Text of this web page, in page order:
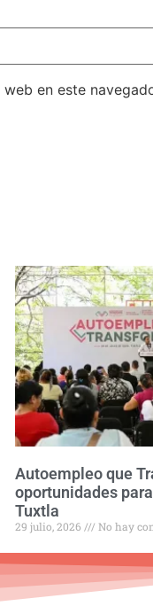
en este
Autoempleo que
oportunidades
Tuxtla
29 julio, 2026 No hay